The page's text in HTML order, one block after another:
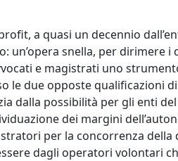
a quasi un decennio
un’opera snella, per dirimere
e magistrati uno
due opposte qualificazioni di
dalla possibilità per gli enti
dei margini
per la concorrenza
dagli operatori volontari